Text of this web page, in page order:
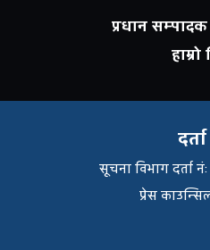
प्रधान
हाम्रो
सूचना विभाग दर्ता
प्रेस